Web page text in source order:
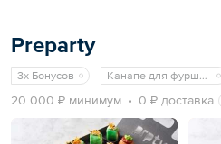
Preparty
3x Бонусов Канапе для фуршета
20 000 ₽ минимум 0 ₽ доставка